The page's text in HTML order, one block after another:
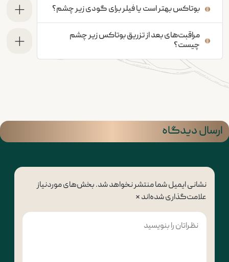
بوتاکس بهتر است یا فیلر برای گودی زیر چشم؟
مراقبت‌های بعد از تزریق بوتاکس زیر چشم
چیست؟
ارسال دیدگاه
نشانی ایمیل شما منتشر نخواهد شد.بخش‌های موردنیاز
علامت‌گذاری شده‌اند*